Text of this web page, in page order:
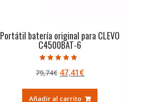
Portátil batería original para CLEVO
C4500BAT-6
5.00
de 5
79,74€ El
original
47,41€El
actual
Añadir al carrito